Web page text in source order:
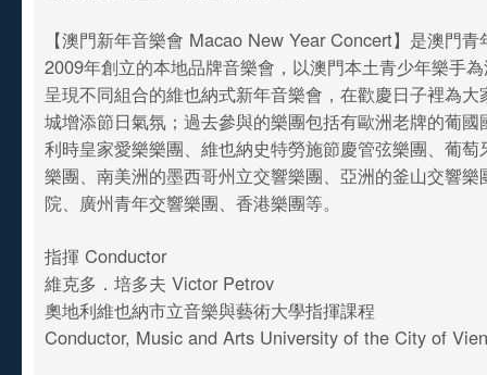
【澳門新年音樂會 Macao New Year Concert】是澳門
2009年創立的本地品牌音樂會，以澳門本土青少年樂手
呈現不同組合的維也納式新年音樂會，在歡慶日子裡為
城增添節日氣氛；過去參與的樂團包括有歐洲老牌的葡國
利時皇家愛樂樂團、維也納史特勞施節慶管弦樂團、葡萄
樂團、南美洲的墨西哥州立交響樂團、亞洲的釜山交響樂
院、廣州青年交響樂團、香港樂團等。
指揮 Conductor
維克多．培多夫 Victor Petrov
奧地利維也納市立音樂與藝術大學指揮課程
Conductor, Music and Arts University of the City of